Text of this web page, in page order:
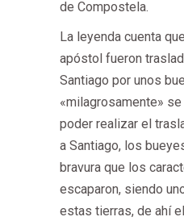
de Compostela.
La leyenda cuenta
apóstol fueron
Santiago por unos
«milagrosamente»
poder realizar el
a Santiago, los
bravura que los
escaparon, siendo
estas tierras, de ahí